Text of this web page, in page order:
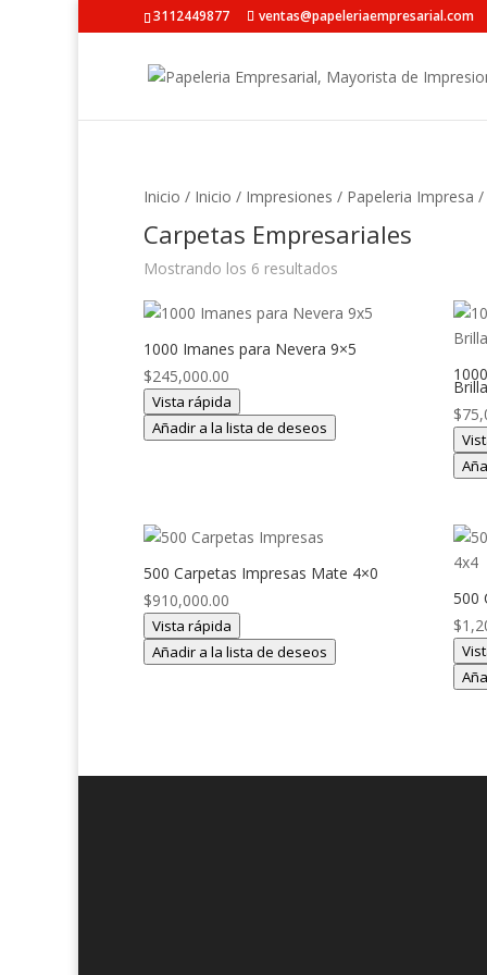
3112449877 ventas@papeleriaempresarial.com
Inicio / Inicio / Impresiones / Papeleria Impresa /
Carpetas Empresariales
Mostrando los 6 resultados
1000 Imanes para Nevera 9×5
$245,000.00
Vista rápida
Añadir a la lista de deseos
$
500 Carpetas Impresas Mate 4×0
$910,000.00
Vista rápida
Añadir a la lista de deseos
500
$